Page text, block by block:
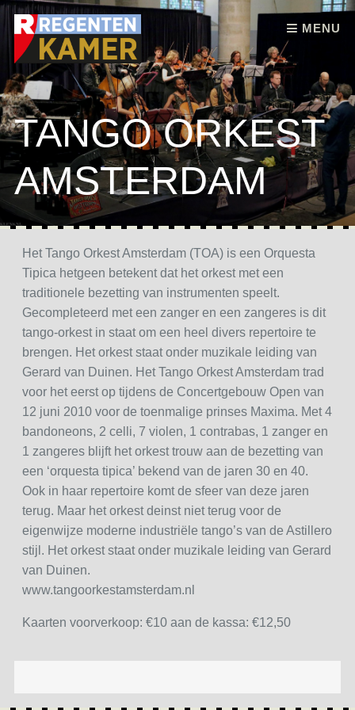
MENU
Skip to content
TANGO ORKEST
AMSTERDAM
Het Tango Orkest Amsterdam (TOA) is een Orquesta
Tipica hetgeen betekent dat het orkest met een
traditionele bezetting van instrumenten speelt.
Gecompleteerd met een zanger en een zangeres is dit
tango-orkest in staat om een heel divers repertoire te
brengen. Het orkest staat onder muzikale leiding van
Gerard van Duinen. Het Tango Orkest Amsterdam trad
voor het eerst op tijdens de Concertgebouw Open van
12 juni 2010 voor de toenmalige prinses Maxima. Met 4
bandoneons, 2 celli, 7 violen, 1 contrabas, 1 zanger en
1 zangeres blijft het orkest trouw aan de bezetting van
een ‘orquesta tipica’ bekend van de jaren 30 en 40.
Ook in haar repertoire komt de sfeer van deze jaren
terug. Maar het orkest deinst niet terug voor de
eigenwijze moderne industriële tango’s van de Astillero
stijl. Het orkest staat onder muzikale leiding van Gerard
van Duinen.
www.tangoorkestamsterdam.nl
Kaarten voorverkoop: €10 aan de kassa: €12,50